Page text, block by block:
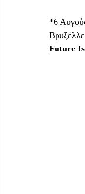
*6
Future